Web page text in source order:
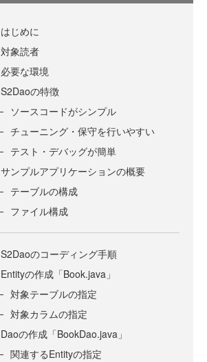
はじめに
対象読者
必要な環境
S2Daoの特徴
ソースコードがシンプル
チューニング・保守を行いやすい
テスト・デバッグが簡単
サンプルアプリケーションの概要
テーブルの構成
ファイル構成
S2Daoのコーディング手順
Entityの作成「Book.java」
対象テーブルの指定
対象カラムの指定
Daoの作成「BookDao.java」
関連するEntityの指定